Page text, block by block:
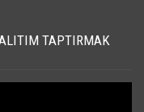
TAPTIRMAK